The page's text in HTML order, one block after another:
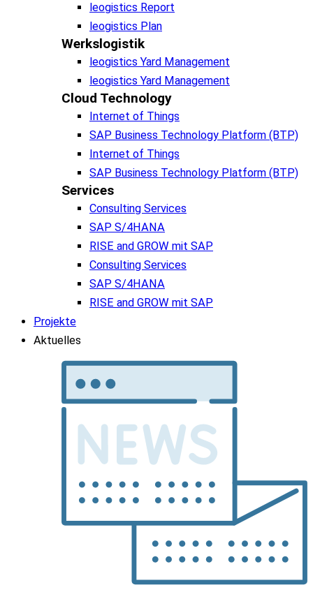
leogistics Report
leogistics Plan
Werkslogistik
leogistics Yard Management
leogistics Yard Management
Cloud Technology
Internet of Things
SAP Business Technology Platform (BTP)
Internet of Things
SAP Business Technology Platform (BTP)
Services
Consulting Services
SAP S/4HANA
RISE and GROW mit SAP
Consulting Services
SAP S/4HANA
RISE and GROW mit SAP
Projekte
Aktuelles